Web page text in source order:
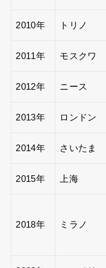
2010年 トリノ
2011年 モスクワ
2012年 ニース
2013年 ロンドン
2014年 さいたま
2015年 上海
2018年 ミラノ